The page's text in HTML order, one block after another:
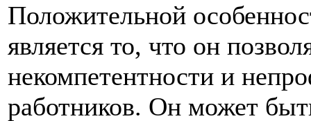
Положительной
является то, что он
некомпетентности и
работников. Он может